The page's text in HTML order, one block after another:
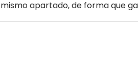
apartado, de forma que